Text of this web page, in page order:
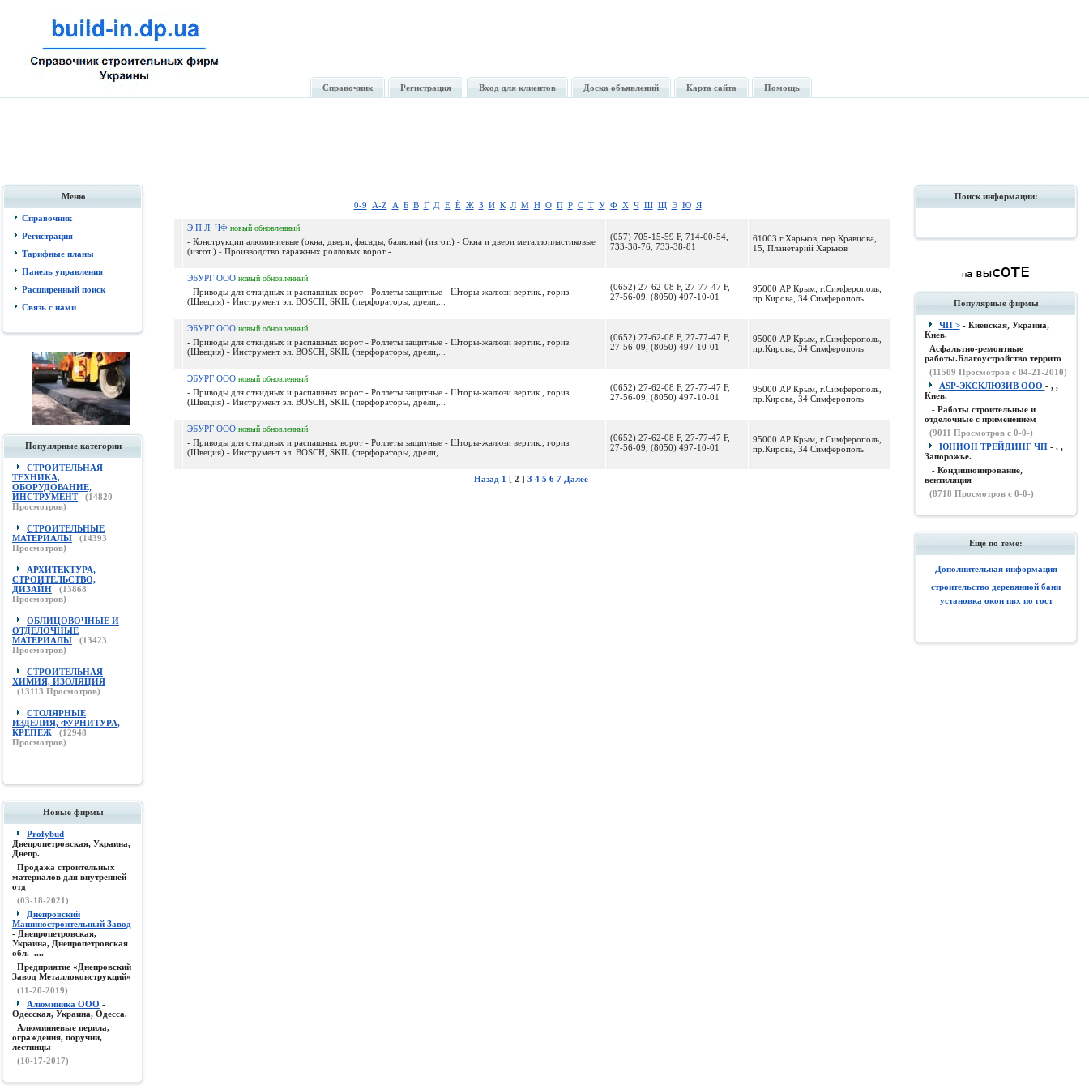
Справочник Регистрация Вход для клиентов Доска объявлений Карта сайта Помощь
Меню
Справочник
Регистрация
Тарифные планы
Панель управления
Расширенный поиск
Связь с нами
Популярные категории
СТРОИТЕЛЬНАЯ
ТЕХНИКА,
ОБОРУДОВАНИЕ,
ИНСТРУМЕНТ
(14820
Просмотров)
СТРОИТЕЛЬНЫЕ
МАТЕРИАЛЫ
(14393
Просмотров)
АРХИТЕКТУРА,
СТРОИТЕЛЬСТВО,
ДИЗАЙН
(13868
Просмотров)
ОБЛИЦОВОЧНЫЕ И
ОТДЕЛОЧНЫЕ
МАТЕРИАЛЫ
(13423
Просмотров)
СТРОИТЕЛЬНАЯ
ХИМИЯ, ИЗОЛЯЦИЯ
(13113 Просмотров)
СТОЛЯРНЫЕ
ИЗДЕЛИЯ, ФУРНИТУРА,
КРЕПЕЖ
(12948
Просмотров)
Новые фирмы
Profybud -
Днепропетровская, Украина,
Днепр.
Продажа строительных
материалов для внутренней
отд
(03-18-2021)
Днепровский
Машиностроительный Завод
- Днепропетровская,
Украина, Днепропетровская
обл. ....
Предприятие «Днепровский
Завод Металлоконструкций»
(11-20-2019)
Алюминика ООО -
Одесская, Украина, Одесса.
Алюминиевые перила,
ограждения, поручни,
лестницы
(10-17-2017)
0-9 A-Z А Б В Г Д Е Ё Ж З И К Л М Н О П Р С Т У Ф Х Ч Ш Щ Э Ю Я
Э.П.Л. ЧФ новый обновленный
- Конструкции алюминиевые (окна, двери, фасады, балконы) (изгот.) - Окна и двери металлопластиковые
(изгот.) - Производство гаражных ролловых ворот -...
(057) 705-15-59 F, 714-00-54,
733-38-76, 733-38-81
61003 г.Харьков, пер.Кравцова,
15, Планетарий Харьков
ЭБУРГ ООО новый обновленный
- Приводы для откидных и распашных ворот - Роллеты защитные - Шторы-жалюзи вертик., гориз.
(Швеция) - Инструмент эл. BOSCH, SKIL (перфораторы, дрели,...
(0652) 27-62-08 F, 27-77-47 F,
27-56-09, (8050) 497-10-01
95000 АР Крым, г.Симферополь,
пр.Кирова, 34 Симферополь
ЭБУРГ ООО новый обновленный
- Приводы для откидных и распашных ворот - Роллеты защитные - Шторы-жалюзи вертик., гориз.
(Швеция) - Инструмент эл. BOSCH, SKIL (перфораторы, дрели,...
(0652) 27-62-08 F, 27-77-47 F,
27-56-09, (8050) 497-10-01
95000 АР Крым, г.Симферополь,
пр.Кирова, 34 Симферополь
ЭБУРГ ООО новый обновленный
- Приводы для откидных и распашных ворот - Роллеты защитные - Шторы-жалюзи вертик., гориз.
(Швеция) - Инструмент эл. BOSCH, SKIL (перфораторы, дрели,...
(0652) 27-62-08 F, 27-77-47 F,
27-56-09, (8050) 497-10-01
95000 АР Крым, г.Симферополь,
пр.Кирова, 34 Симферополь
ЭБУРГ ООО новый обновленный
- Приводы для откидных и распашных ворот - Роллеты защитные - Шторы-жалюзи вертик., гориз.
(Швеция) - Инструмент эл. BOSCH, SKIL (перфораторы, дрели,...
(0652) 27-62-08 F, 27-77-47 F,
27-56-09, (8050) 497-10-01
95000 АР Крым, г.Симферополь,
пр.Кирова, 34 Симферополь
Назад 1 [ 2 ] 3 4 5 6 7 Далее
Поиск информации:
Популярные фирмы
ЧП >- Киевская, Украина,
Киев.
Асфальтно-ремонтные
работы.Благоустройство террито
(11509 Просмотров с 04-21-2010)
ASP-ЭКСКЛЮЗИВ ООО - , ,
Киев.
- Работы строительные и
отделочные с применением
(9011 Просмотров с 0-0-)
ЮНИОН ТРЕЙДИНГ ЧП - , ,
Запорожье.
- Кондиционирование,
вентиляция
(8718 Просмотров с 0-0-)
Еще по теме:
Дополнительная информация
строительство деревянной бани
установка окон пвх по гост